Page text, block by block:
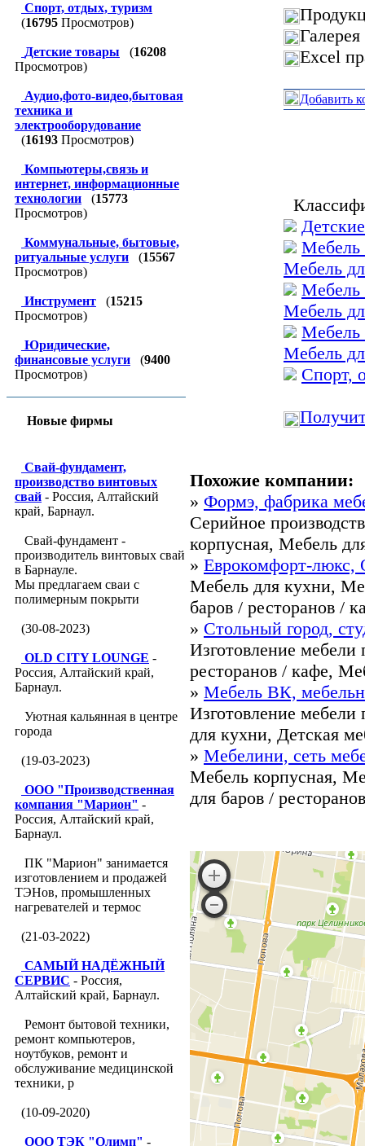
Спорт, отдых, туризм
(16795 Просмотров)
Детские товары (16208
Просмотров)
Аудио,фото-видео,бытовая
техника и
электрооборудование
(16193 Просмотров)
Компьютеры,связь и
интернет, информационные
технологии
(15773
Просмотров)
Коммунальные, бытовые,
ритуальные услуги
(15567
Просмотров)
Инструмент (15215
Просмотров)
Юридические,
финансовые услуги
(9400
Просмотров)
Новые фирмы
Свай-фундамент,
производство винтовых
свай - Россия, Алтайский
край, Барнаул.
Свай-фундамент -
производитель винтовых свай
в Барнауле.
Мы предлагаем сваи с
полимерным покрыти
(30-08-2023)
OLD CITY LOUNGE -
Россия, Алтайский край,
Барнаул.
Уютная кальянная в центре
города
(19-03-2023)
ООО "Производственная
компания "Марион" -
Россия, Алтайский край,
Барнаул.
ПК "Марион" занимается
изготовлением и продажей
ТЭНов, промышленных
нагревателей и термос
(21-03-2022)
САМЫЙ НАДЁЖНЫЙ
СЕРВИС - Россия,
Алтайский край, Барнаул.
Ремонт бытовой техники,
ремонт компьютеров,
ноутбуков, ремонт и
обслуживание медицинской
техники, р
(10-09-2020)
ООО ТЭК "Олимп" -
Excel
Добавить
Мебель
Мебель
Мебель
Мебель
Мебель
Мебель
Спорт,
Похожие компании:
» Формэ, фабрика
Серийное
корпусная, Мебель
» Еврокомфорт-люкс,
Мебель для кухни,
баров / ресторанов /
» Стольный город,
Изготовление мебели
ресторанов / кафе,
» Мебель ВК,
Изготовление мебели
для кухни, Детская
» Мебелини, сеть
Мебель корпусная,
для баров /